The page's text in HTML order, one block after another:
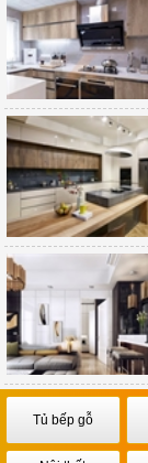
Tủ bếp gỗ